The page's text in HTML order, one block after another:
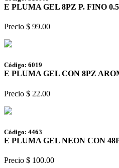
E PLUMA GEL 8PZ P. FINO
Precio $ 99.00
Código: 6019
E PLUMA GEL CON 8PZ
Precio $ 22.00
Código: 4463
E PLUMA GEL NEON CON
Precio $ 100.00